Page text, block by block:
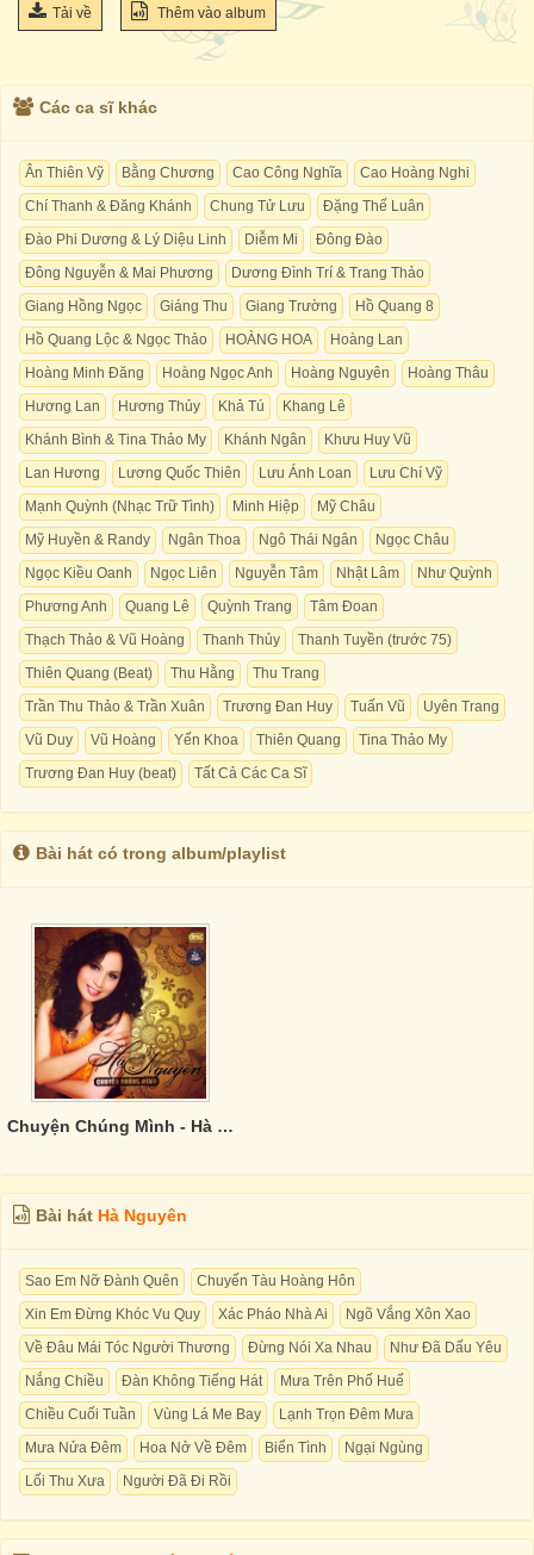
Tải về Thêm vào album
Các ca sĩ khác
Ân Thiên Vỹ Bằng Chương Cao Công Nghĩa
Cao Hoàng Nghi
Chí Thanh & Đăng Khánh
Chung Tử Lưu
Đặng Thế Luân
Đào Phi Dương & Lý Diệu Linh
Diễm Mi
Đông Đào
Đông Nguyễn & Mai Phương
Dương Đình Trí & Trang Thảo
Giang Hồng Ngọc
Giáng Thu Giang Trường
Hồ Quang 8
Hồ Quang Lộc & Ngọc Thảo
HOÀNG HOA
Hoàng Lan
Hoàng Minh Đăng
Hoàng Ngọc Anh Hoàng Nguyên
Hoàng Thâu
Hương Lan
Hương Thủy Khả Tú
Khang Lê
Khánh Bình & Tina Thảo My
Khánh Ngân
Khưu Huy Vũ
Lan Hương
Lương Quốc Thiên Lưu Ánh Loan
Lưu Chí Vỹ
Mạnh Quỳnh (Nhạc Trữ Tình)
Minh Hiệp
Mỹ Châu
Mỹ Huyền & Randy
Ngân Thoa Ngô Thái Ngân
Ngọc Châu
Ngọc Kiều Oanh
Ngọc Liên Nguyễn Tâm Nhật Lâm
Như Quỳnh
Phương Anh
Quang Lê Quỳnh Trang
Tâm Đoan
Thạch Thảo & Vũ Hoàng
Thanh Thủy
Thanh Tuyền (trước 75)
Thiên Quang (Beat)
Thu Hằng
Thu Trang
Trần Thu Thảo & Trần Xuân
Trương Đan Huy Tuấn Vũ
Uyên Trang
Vũ Duy
Vũ Hoàng Yến Khoa Thiên Quang
Tina Thảo My
Trương Đan Huy (beat)
Tất Cả Các Ca Sĩ
Bài hát có trong album/playlist
Chuyện Chúng Mình - Hà Nguyên
Bài hát Hà Nguyên
Sao Em Nỡ Đành Quên
Chuyến Tàu Hoàng Hôn
Xin Em Đừng Khóc Vu Quy
Xác Pháo Nhà Ai
Ngõ Vắng Xôn Xao
Về Đâu Mái Tóc Người Thương
Đừng Nói Xa Nhau
Như Đã Dấu Yêu
Nắng Chiều
Đàn Không Tiếng Hát
Mưa Trên Phố Huế
Chiều Cuối Tuần
Vùng Lá Me Bay
Lạnh Trọn Đêm Mưa
Mưa Nửa Đêm
Hoa Nở Về Đêm Biển Tình
Ngại Ngùng
Lối Thu Xưa
Người Đã Đi Rồi